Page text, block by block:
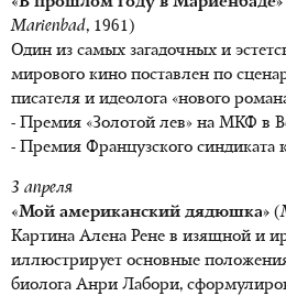
Marienbad, 1961)
Один из самых загадочных и
мирового кино поставлен по
писателя и идеолога «нового
- Премия «Золотой лев» на МКФ в
- Премия Французского синдиката
3 апреля
«Мой американский дядюшка» (
Картина Алена Рене в изящной и
иллюстрирует основные
биолога Анри Лабори,